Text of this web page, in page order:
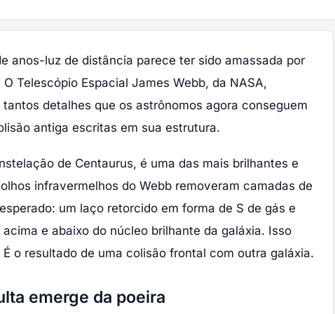
anos-luz de distância parece ter sido amassada por
Telescópio Espacial James Webb, da NASA,
detalhes que os astrônomos agora conseguem
antiga escritas em sua estrutura.
de Centaurus, é uma das mais brilhantes e
infravermelhos do Webb removeram camadas de
um laço retorcido em forma de S de gás e
e abaixo do núcleo brilhante da galáxia. Isso
o resultado de uma colisão frontal com outra galáxia.
emerge da poeira